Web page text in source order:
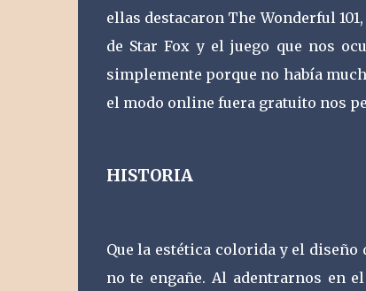
ellas destacaron The Wonderful
de Star Fox y el juego que nos
simplemente porque no había
el modo online fuera gratuito nos
HISTORIA
Que la estética colorida y el
no te engañe. Al adentrarnos en